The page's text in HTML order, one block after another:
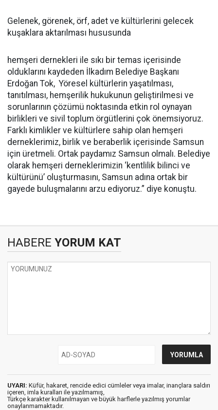
Gelenek, görenek, örf, adet ve kültürlerini gelecek
kuşaklara aktarılması hususunda
hemşeri dernekleri ile sıkı bir temas içerisinde
olduklarını kaydeden İlkadım Belediye Başkanı
Erdoğan Tok, Yöresel kültürlerin yaşatılması,
tanıtılması, hemşerilik hukukunun geliştirilmesi ve
sorunlarının çözümü noktasında etkin rol oynayan
birlikleri ve sivil toplum örgütlerini çok önemsiyoruz.
Farklı kimlikler ve kültürlere sahip olan hemşeri
derneklerimiz, birlik ve beraberlik içerisinde Samsun
için üretmeli. Ortak paydamız Samsun olmalı. Belediye
olarak hemşeri derneklerimizin ‘kentlilik bilinci ve
kültürünü’ oluşturmasını, Samsun adına ortak bir
gayede buluşmalarını arzu ediyoruz.” diye konuştu.
HABERE YORUM KAT
UYARI: Küfür, hakaret, rencide edici cümleler veya imalar, inançlara saldırı
içeren, imla kuralları ile yazılmamış,
Türkçe karakter kullanılmayan ve büyük harflerle yazılmış yorumlar
onaylanmamaktadır.